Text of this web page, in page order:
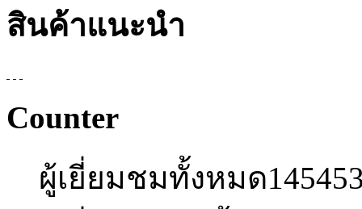
สินค้าแนะนำ
Counter
ผู้เยี่ยมชมทั้งหมด